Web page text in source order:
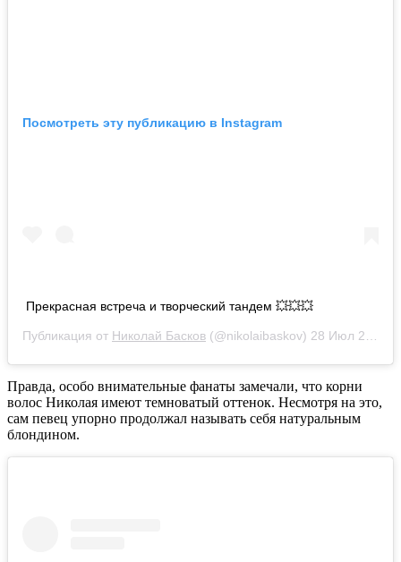
Посмотреть эту публикацию в Instagram
Прекрасная встреча и творческий тандем 💥💥💥
Публикация от Николай Басков (@nikolaibaskov) 28 Июл 2019 в 4:17 PDT
Правда, особо внимательные фанаты замечали, что корни
волос Николая имеют темноватый оттенок. Несмотря на это,
сам певец упорно продолжал называть себя натуральным
блондином.